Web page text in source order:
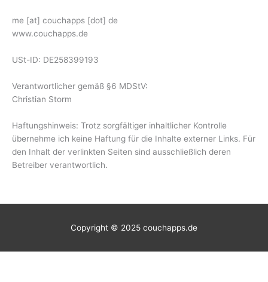
me [at] couchapps [dot] de
www.couchapps.de
USt-ID: DE258399193
Verantwortlicher gemäß §6 MDStV:
Christian Storm
Haftungshinweis: Trotz sorgfältiger inhaltlicher Kontrolle
übernehme ich keine Haftung für die Inhalte externer Links. Für
den Inhalt der verlinkten Seiten sind ausschließlich deren
Betreiber verantwortlich.
Copyright © 2025 couchapps.de